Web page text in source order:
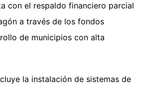
con el respaldo financiero parcial
a través de los fondos
de municipios con alta
la instalación de sistemas de